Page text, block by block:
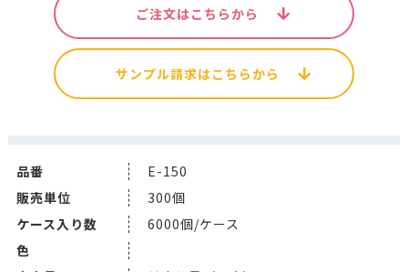
ご注文はこちらから
サンプル請求はこちらから
品番
E-150
販売単位
300個
ケース入り数
6000個/ケース
色